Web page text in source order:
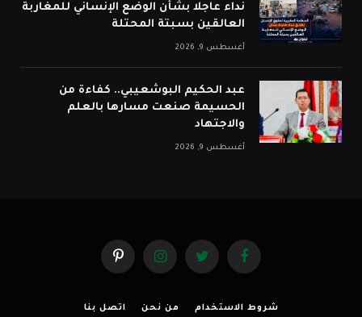
نداء عاجلا بشأن الوضع الإنساني للمغاربة
العالقين بسبتة المحتلة
أغسطس 9, 2026
عبد الحكيم البوشعيبي.. كفاءة من
الحسيمة صنعت مسارها بالعلم
والاجتهاد
أغسطس 9, 2026
فيسبوك تويتر الانستغرامبينتيريست
شروط الاستخدام من نحن اتصل بنا